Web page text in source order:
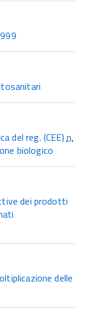
del reg. (CEE)n.
biologico
dei prodotti
delle